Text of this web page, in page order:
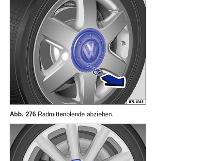
Abb. 276 Radmittenblende abziehen.